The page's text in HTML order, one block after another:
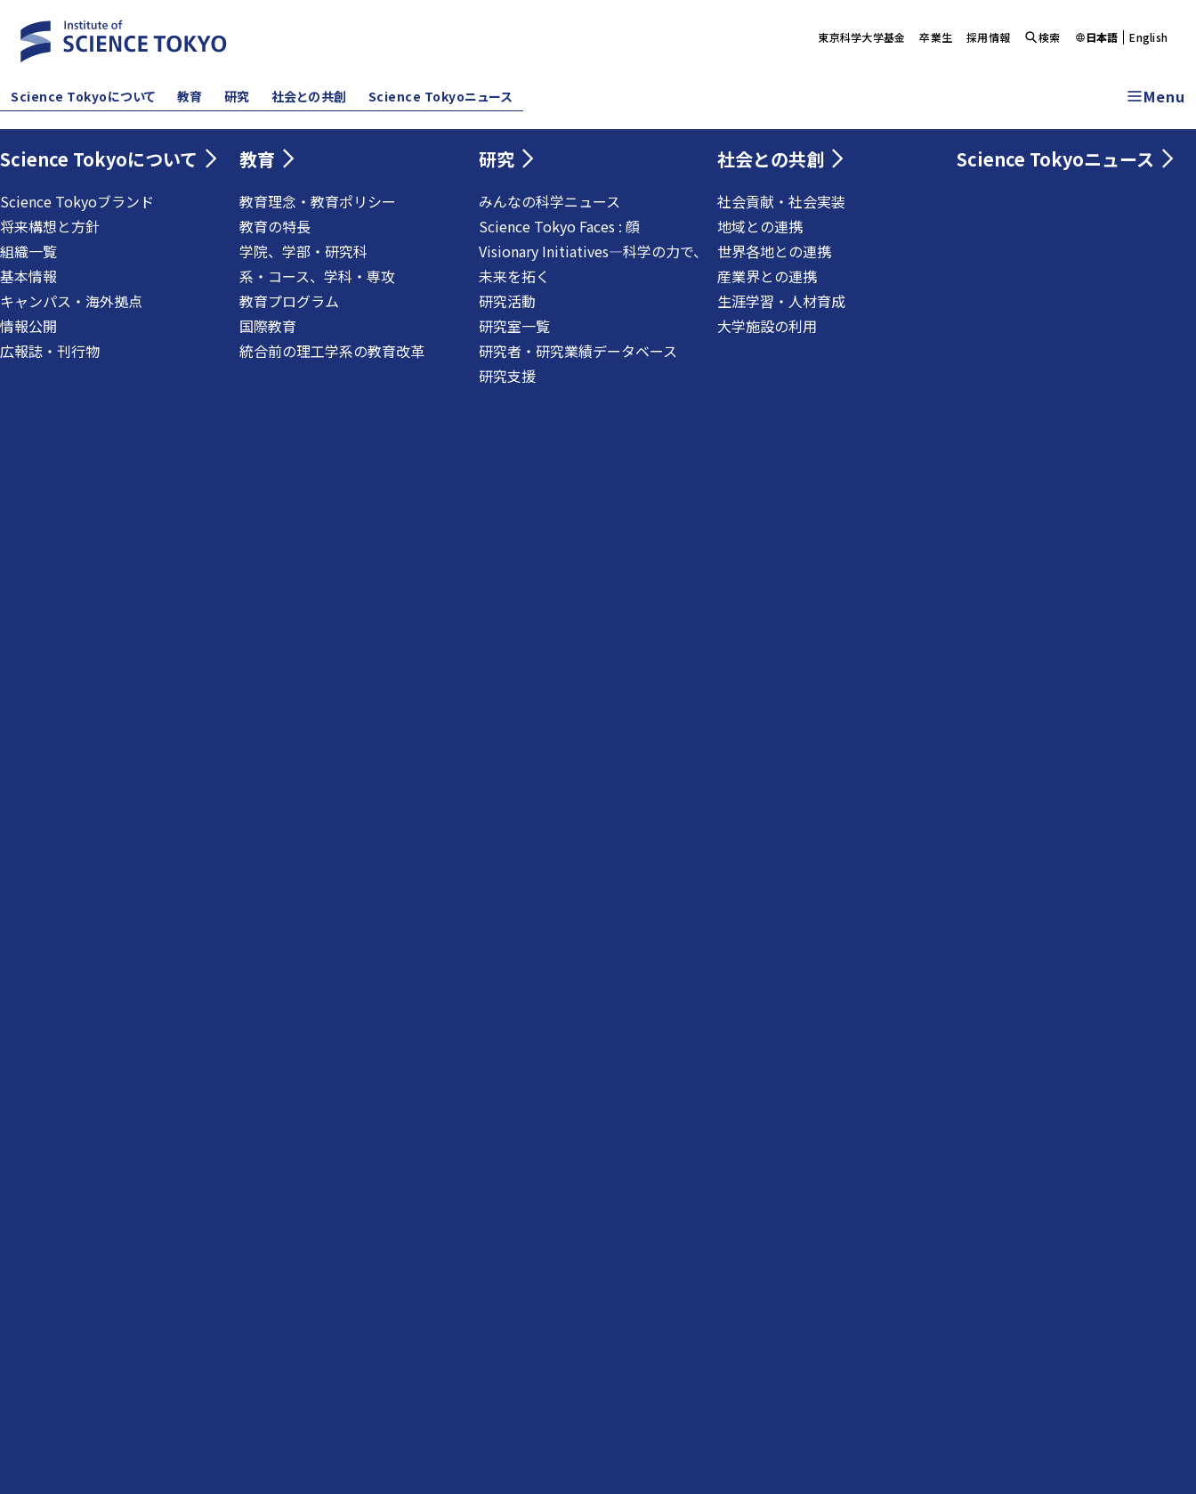
Science Tokyoについて 教育 研究 社会との共創 Science Tokyoニュース Menu
Science Tokyoについて
Science Tokyoブランド
将来構想と方針
組織一覧
基本情報
キャンパス・海外拠点
情報公開
広報誌・刊行物
教育
教育理念・教育ポリシー
教育の特長
学院、学部・研究科
系・コース、学科・専攻
教育プログラム
国際教育
統合前の理工学系の教育改革
研究
みんなの科学ニュース
Science Tokyo Faces : 顔
Visionary Initiatives―科学の力で、
未来を拓く
研究活動
研究室一覧
研究者・研究業績データベース
研究支援
社会との共創
社会貢献・社会実装
地域との連携
世界各地との連携
産業界との連携
生涯学習・人材育成
大学施設の利用
Science Tokyoニュース
東京科学大学基金 卒業生 採用情報 検索 日本語 English